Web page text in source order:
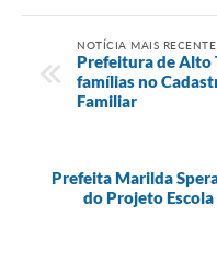
NOTÍCIA MAIS RECENTE
Prefeitura de Alto
famílias no
Familiar
Prefeita Marilda
do Projeto